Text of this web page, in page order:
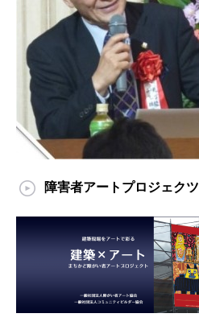
障害者アートプロジェクツ